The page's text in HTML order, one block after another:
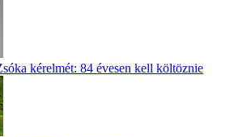
kérelmét: 84 évesen kell költöznie